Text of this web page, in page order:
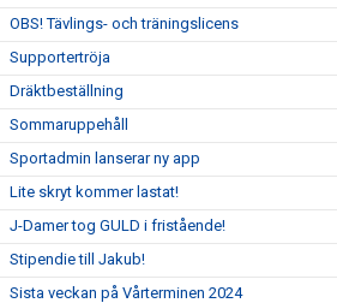
OBS! Tävlings- och träningslicens
Supportertröja
Dräktbeställning
Sommaruppehåll
Sportadmin lanserar ny app
Lite skryt kommer lastat!
J-Damer tog GULD i fristående!
Stipendie till Jakub!
Sista veckan på Vårterminen 2024